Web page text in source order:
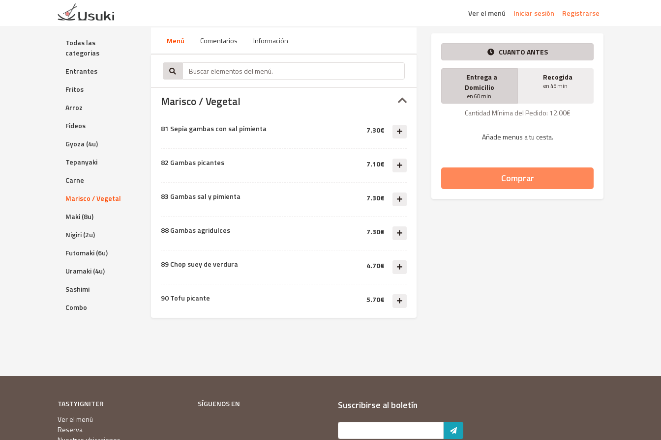
Ver el menú Iniciar sesión Registrarse
Todas las
categorias
Entrantes
Fritos
Arroz
Fideos
Gyoza (4u)
Tepanyaki
Carne
Marisco / Vegetal
Maki (8u)
Nigiri (2u)
Futomaki (6u)
Uramaki (4u)
Sashimi
Combo
Menú Comentarios Información
Marisco / Vegetal
81 Sepia gambas con sal pimienta 7.30€
82 Gambas picantes 7.10€
83 Gambas sal y pimienta 7.30€
88 Gambas agridulces 7.30€
89 Chop suey de verdura 4.70€
90 Tofu picante 5.70€
CUANTO ANTES
Entrega a
Domicilio
en 60 min
Recogida
en 45 min
Cantidad Mínima del Pedido: 12.00€
Añade menus a tu cesta.
Comprar
TASTYIGNITER
Ver el menú
Reserva
SÍGUENOS EN Suscribirse al boletín